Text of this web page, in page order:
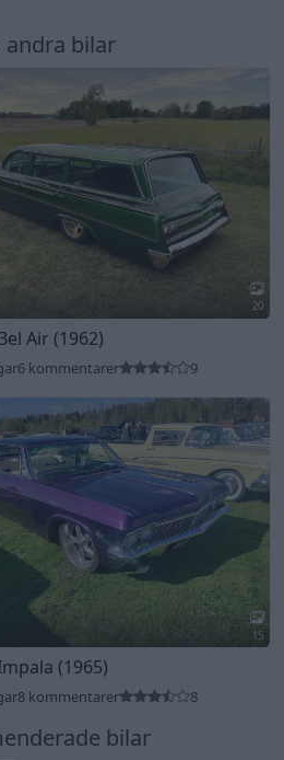
andra bilar
20
Air (1962)
6 kommentarer 9
15
(1965)
8 kommentarer 8
bilar